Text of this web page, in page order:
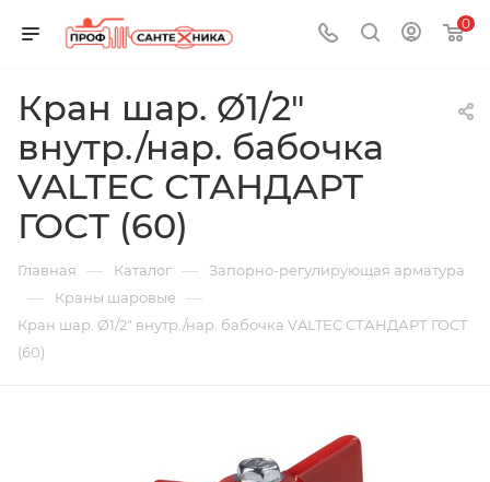
0
Кран шар. Ø1/2"
внутр./нар. бабочка
VALTEC СТАНДАРТ
ГОСТ (60)
Главная — Каталог — Запорно-регулирующая арматура
— Краны шаровые —
Кран шар. Ø1/2" внутр./нар. бабочка VALTEC СТАНДАРТ ГОСТ
(60)